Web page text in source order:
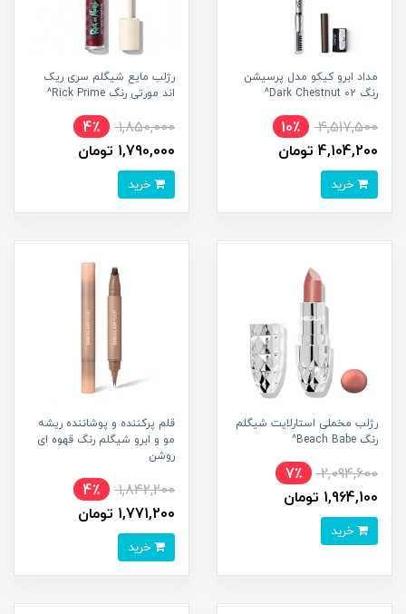
مداد ابرو کیکو مدل پرسیشن
رنگ 02 Dark Chestnut^
4,517,500
10٪
4,104,200 تومان
رژلب مایع شیگلم سری ریک
اند مورتی رنگ Rick Prime^
1,850,000
4٪
1,790,000 تومان
رژلب مخملی استارلایت شیگلم
رنگ Beach Babe^
2,094,600
7٪
1,964,100 تومان
قلم پرکننده و پوشاننده ریشه
مو و ابرو شیگلم رنگ قهوه ای
روشن
1,842,200
4٪
1,771,200 تومان